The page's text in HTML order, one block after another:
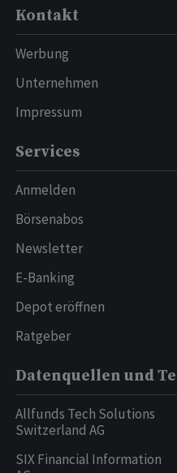
Kontakt
Werbung
Unternehmen
Impressum
Services
Anmelden
Börsenabos
Newsletter
E-Banking
Depot eröffnen
Ratgeber
Datenquellen und
Allfunds Tech Solutions
Switzerland AG
SIX Financial Information